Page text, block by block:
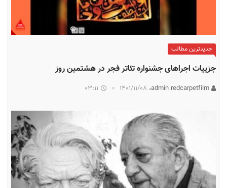
جدیدترین مطالب
جزییات اجراهای جشنواره تئاتر فجر در هشتمین روز
۱۴۰۱/۱۱/۰۸ 03:11